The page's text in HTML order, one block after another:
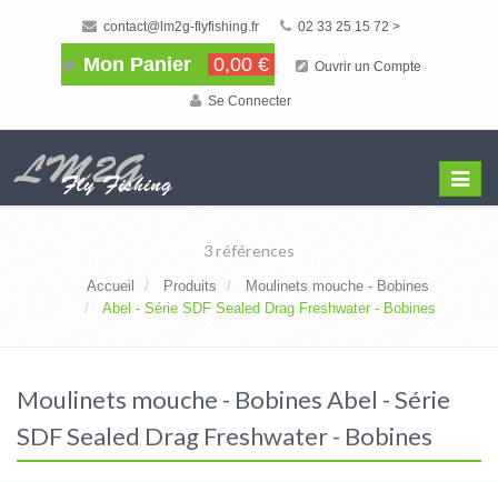
contact@lm2g-flyfishing.fr 02 33 25 15 72 >
Mon Panier 0,00 € Ouvrir un Compte
Se Connecter
Menu
3 références
Accueil Produits
Moulinets mouche - Bobines
Abel - Série SDF Sealed Drag Freshwater - Bobines
Moulinets mouche - Bobines Abel - Série
SDF Sealed Drag Freshwater - Bobines